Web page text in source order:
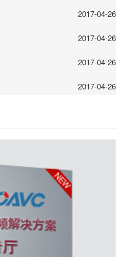
2017-04-26
2017-04-26
2017-04-26
2017-04-26